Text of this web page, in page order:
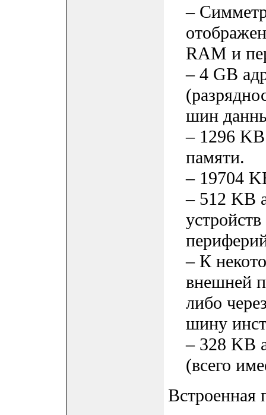
–
RAM и
– 4 GB
шин
– 1296 KB
памяти.
– 19704
– 512 KB
– К
внешней
либо
шину
– 328 KB
(всего
Встроенная